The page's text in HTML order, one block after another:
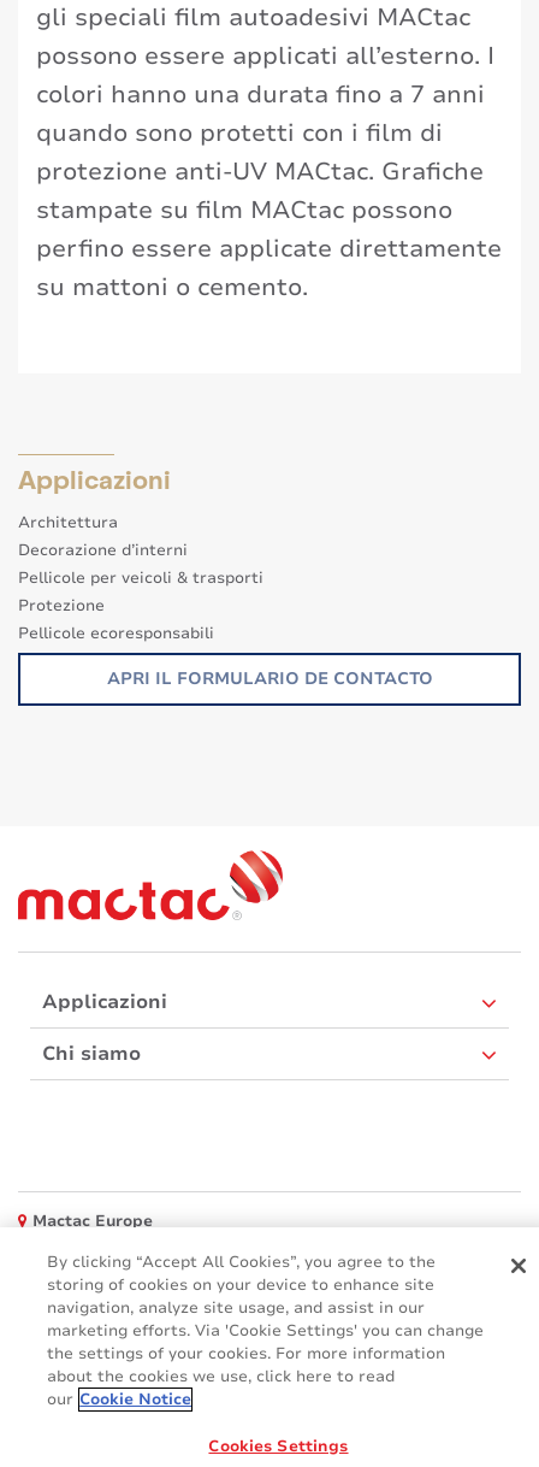
gli speciali film autoadesivi MACtac
possono essere applicati all’esterno. I
colori hanno una durata fino a 7 anni
quando sono protetti con i film di
protezione anti-UV MACtac. Grafiche
stampate su film MACtac possono
perfino essere applicate direttamente
su mattoni o cemento.
Applicazioni
Architettura
Decorazione d’interni
Pellicole per veicoli & trasporti
Protezione
Pellicole ecoresponsabili
Altre applicazioni
SegnaleticaAPRI IL FORMULARIO DE CONTACTO
Applicazioni
Chi siamo
Mactac Europe
Websites
Mactac creative awards
www.mactaccreativeawards.com
By clicking “Accept All Cookies”, you agree to the
storing of cookies on your device to enhance site
navigation, analyze site usage, and assist in our
marketing efforts. Via 'Cookie Settings' you can change
the settings of your cookies. For more information
about the cookies we use, click here to read
our Cookie Notice
Cookies Settings